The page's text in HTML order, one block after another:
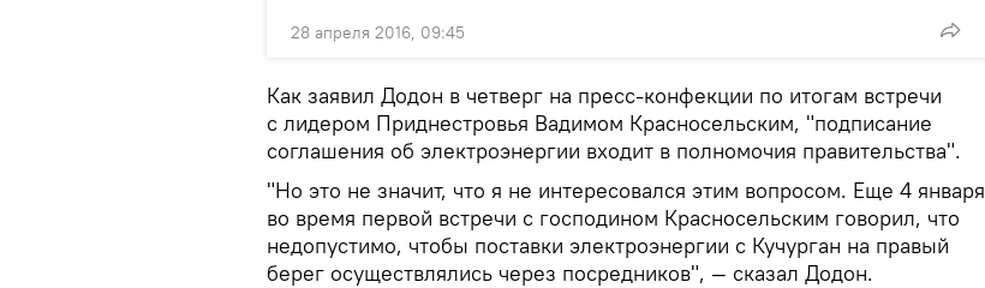
28 апреля 2016, 09:45
Как заявил Додон в четверг на пресс-конфекции по итогам встречи
с лидером Приднестровья Вадимом Красносельским, "подписание
соглашения об электроэнергии входит в полномочия правительства".
"Но это не значит, что я не интересовался этим вопросом. Еще 4 января
во время первой встречи с господином Красносельским говорил, что
недопустимо, чтобы поставки электроэнергии с Кучурган на правый
берег осуществлялись через посредников", — сказал Додон.